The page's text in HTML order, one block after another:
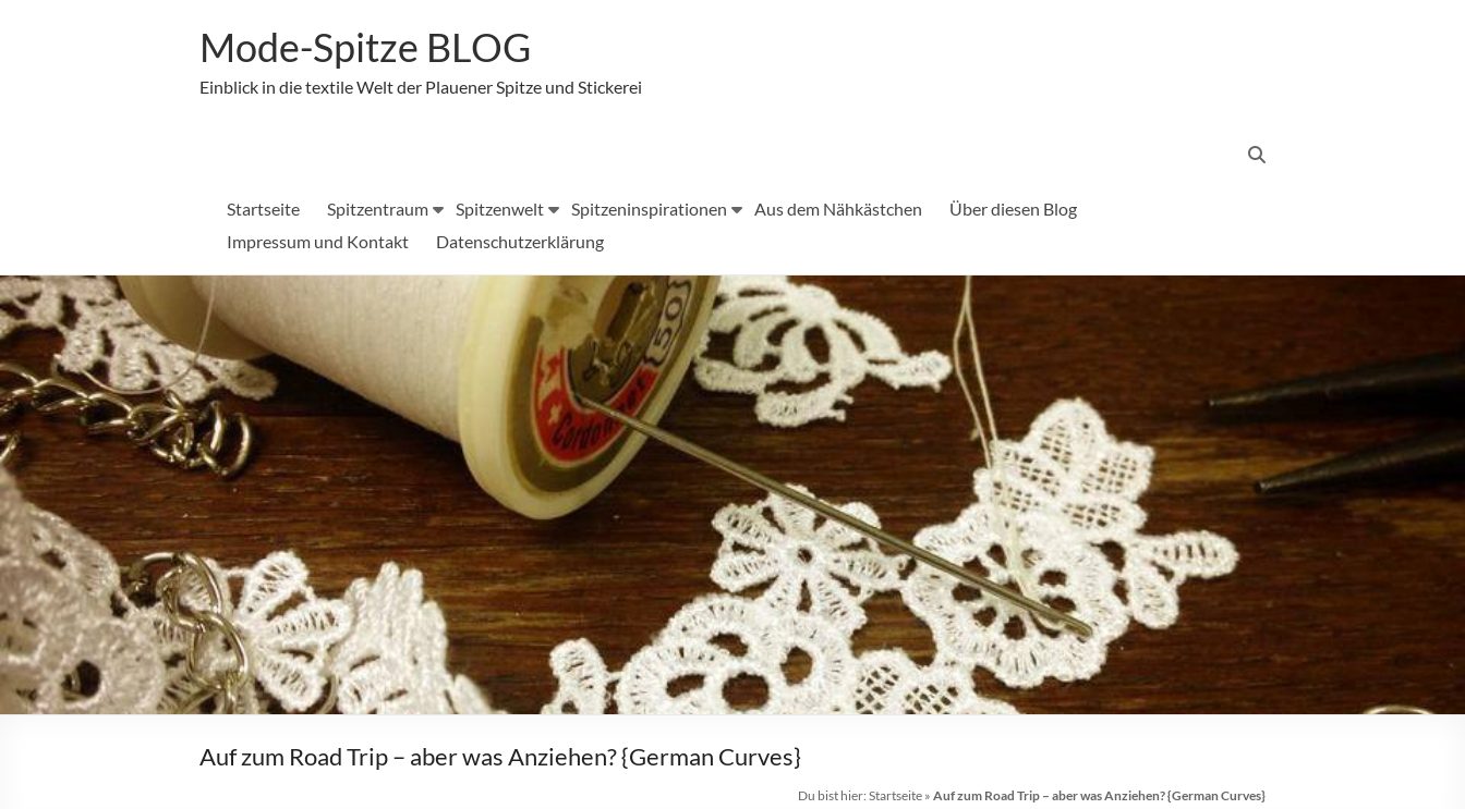
Mode-Spitze BLOG
Einblick in die textile Welt der Plauener Spitze und Stickerei
Startseite Spitzentraum Spitzenwelt Spitzeninspirationen Aus dem Nähkästchen
Über diesen Blog
Impressum und Kontakt
Datenschutzerklärung
Auf zum Road Trip – aber was Anziehen? {German Curves}
Du bist hier: Startseite » Auf zum Road Trip – aber was Anziehen? {German Curves}